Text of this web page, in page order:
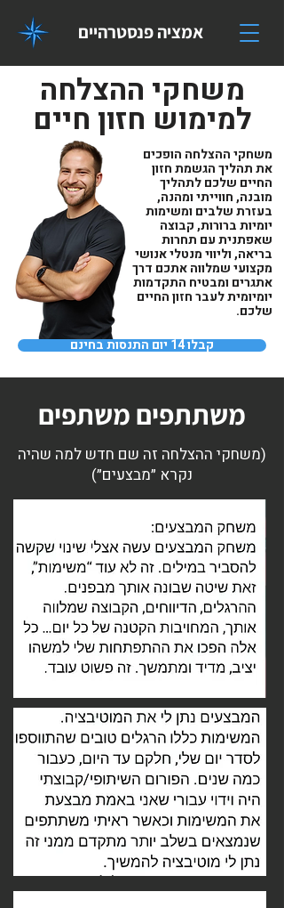
אמציה פנסטרהיים
משחקי ההצלחה
למימוש חזון חיים
משחקי ההצלחה הופכים
את תהליך הגשמת חזון
החיים שלכם לתהליך
מובנה, חווייתי ומהנה,
בעזרת שלבים ומשימות
יומיות ברורות, קבוצה
שאפתנית עם תחרות
בריאה, וליווי מנטלי אנושי
מקצועי שמלווה אתכם דרך
אתגרים ומבטיח התקדמות
יומיומית לעבר חזון החיים
שלכם.
קבלו 14 יום התנסות בחינם
משתתפים משתפים
(משחקי ההצלחה זה שם חדש למה שהיה
נקרא ״מבצעים״)